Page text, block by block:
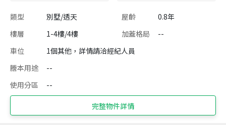
類型 別墅/透天 屋齡
0.8年
樓層
1-4樓/4樓 加蓋格局
--
車位
1個其他，詳情請洽經紀人員
謄本用途
--
使用分區
--
完整物件詳情